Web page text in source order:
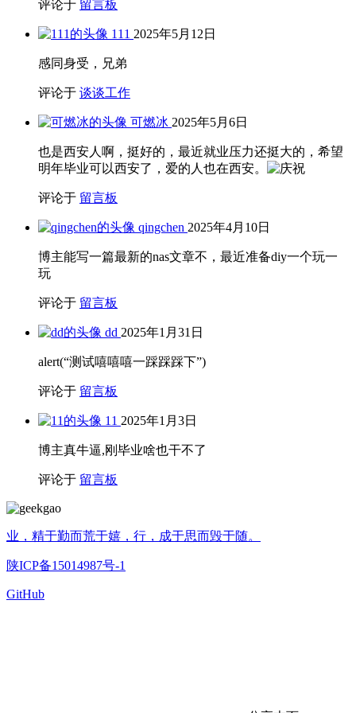
评论于 留言板
111 2025年5月12日
感同身受，兄弟
评论于 谈谈工作
可燃冰 2025年5月6日
也是西安人啊，挺好的，最近就业压力还挺大的，希望
明年毕业可以西安了，爱的人也在西安。
评论于 留言板
qingchen 2025年4月10日
博主能写一篇最新的nas文章不，最近准备diy一个玩一
玩
评论于 留言板
dd 2025年1月31日
alert(“测试嘻嘻嘻一踩踩踩下”)
评论于 留言板
11 2025年1月3日
博主真牛逼,刚毕业啥也干不了
评论于 留言板
业，精于勤而荒于嬉，行，成于思而毁于随。
陕ICP备15014987号-1
GitHub